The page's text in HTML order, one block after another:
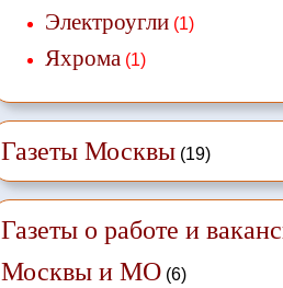
Электроугли(1)
Яхрома(1)
Газеты Москвы(19)
Газеты о работе и
Москвы и МО(6)